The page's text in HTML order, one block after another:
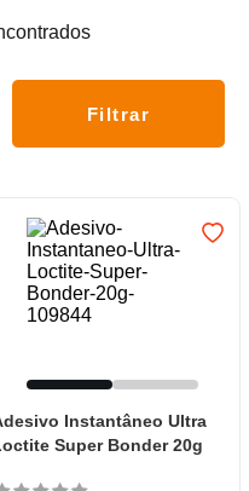
Filtrar
Instantâneo Ultra
Super Bonder 20g